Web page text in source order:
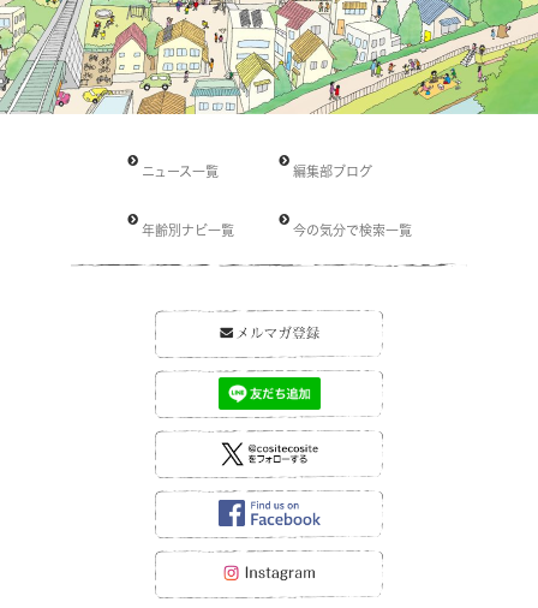
ニュース一覧 編集部ブログ
年齢別ナビ一覧 今の気分で検索一覧